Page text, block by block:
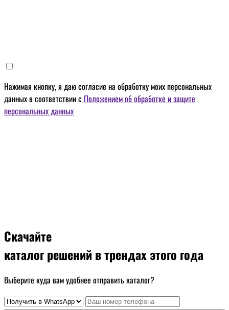
Нажимая кнопку, я даюсогласие на обработку моих персональных
данныхв соответствии с Положением об обработке и защите
персональных данных
Скачайте
каталог решений в трендах этого года
Выберите куда вам удобнее отправить каталог?